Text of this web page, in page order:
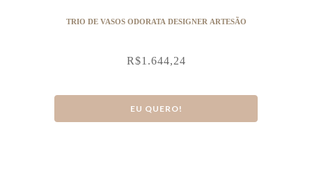
TRIO DE VASOS ODORATA DESIGNER ARTESÃO
R$1.644,24
EU QUERO!